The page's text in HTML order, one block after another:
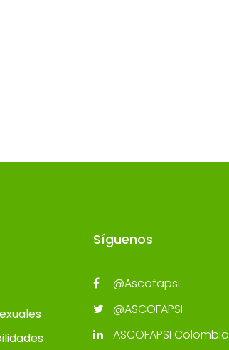
Síguenos
@Ascofapsi
@ASCOFAPSI
ASCOFAPSI Colombia